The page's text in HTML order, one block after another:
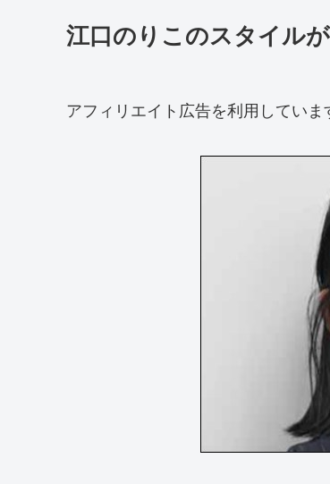
江口のりこのスタイル
アフィリエイト広告を利用していま